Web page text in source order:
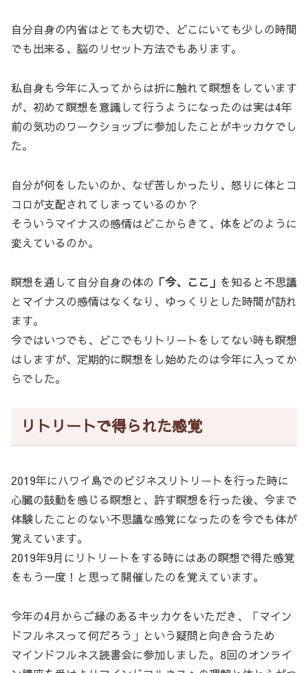
自分自身の内省はとても大切で、どこにいても少しの時間
でも出来る、脳のリセット方法でもあります。
私自身も今年に入ってからは折に触れて瞑想をしています
が、初めて瞑想を意識して行うようになったのは実は4年
前の気功のワークショップに参加したことがキッカケでし
た。
自分が何をしたいのか、なぜ苦しかったり、怒りに体とコ
コロが支配されてしまっているのか？
そういうマイナスの感情はどこからきて、体をどのように
変えているのか。
瞑想を通して自分自身の体の 「今、ここ」 を知ると不思議
とマイナスの感情はなくなり、ゆっくりとした時間が訪れ
ます。
今ではいつでも、どこでもリトリートをしてない時も瞑想
はしますが、定期的に瞑想をし始めたのは今年に入ってか
らでした。
リトリートで得られた感覚
2019年にハワイ島でのビジネスリトリートを行った時に
心臓の鼓動を感じる瞑想と、許す瞑想を行った後、今まで
体験したことのない不思議な感覚になったのを今でも体が
覚えています。
2019年9月にリトリートをする時にはあの瞑想で得た感覚
をもう一度！と思って開催したのを覚えています。
今年の4月からご縁のあるキッカケをいただき、「マイン
ドフルネスって何だろう」という疑問と向き合うため
マインドフルネス読書会に参加しました。8回のオンライ